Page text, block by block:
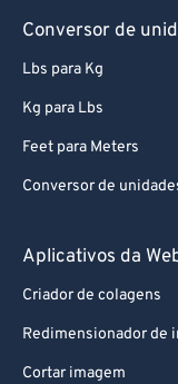
Conversor de
Lbs para Kg
Kg para Lbs
Feet para Meters
Conversor de
Aplicativos da
Criador de colagens
Redimensionador de
Cortar imagem